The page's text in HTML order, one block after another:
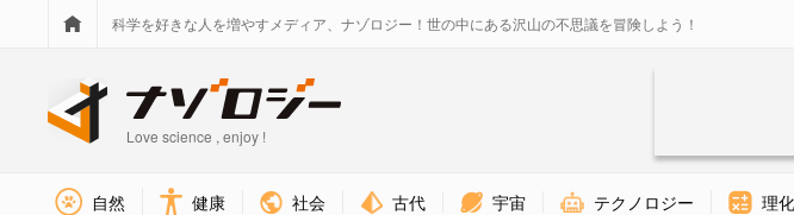
科学を好きな人を増やすメディア、ナゾロジー！世の中にある沢山の不思議を冒険しよう！
Love science , enjoy !
自然 健康 社会 古代 宇宙 テクノロジー 理